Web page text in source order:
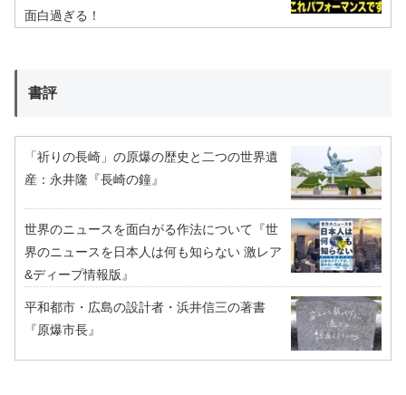
面白過ぎる！
書評
「祈りの長崎」の原爆の歴史と二つの世界遺
産：永井隆『長崎の鐘』
世界のニュースを面白がる作法について『世
界のニュースを日本人は何も知らない 激レア
&ディープ情報版』
平和都市・広島の設計者・浜井信三の著書
『原爆市長』